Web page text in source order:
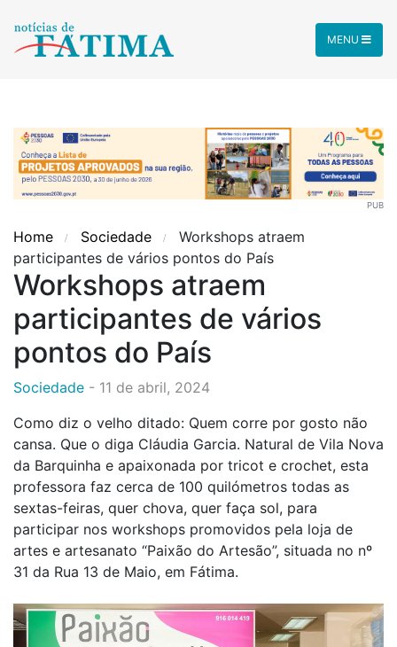
MENU
PUB
Home Sociedade
Workshops atraem
participantes de vários pontos do País
Workshops atraem
participantes de vários
pontos do País
Sociedade - 11 de abril, 2024
Como diz o velho ditado: Quem corre por gosto não
cansa. Que o diga Cláudia Garcia. Natural de Vila Nova
da Barquinha e apaixonada por tricot e crochet, esta
professora faz cerca de 100 quilómetros todas as
sextas-feiras, quer chova, quer faça sol, para
participar nos workshops promovidos pela loja de
artes e artesanato “Paixão do Artesão”, situada no nº
31 da Rua 13 de Maio, em Fátima.